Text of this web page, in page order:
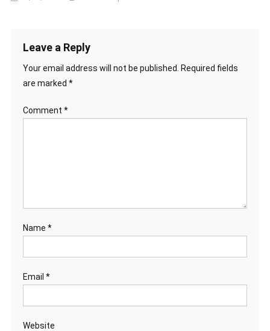
Leave a Reply
Your email address will not be published. Required fields
are marked *
Comment *
Name *
Email *
Website